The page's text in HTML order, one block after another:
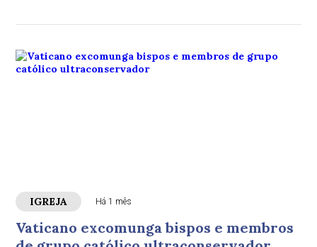
IGREJA Há 1 mês
Vaticano excomunga bispos e membros